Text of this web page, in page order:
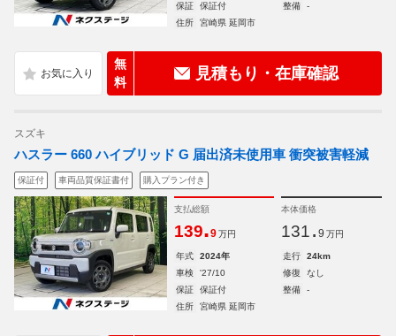
保証
保証付 整備
-
住所
宮崎県 延岡市
無
料
見積もり・在庫確認
スズキ
ハスラー 660 ハイブリッド G 届出済未使用車 衝突被害軽減
保証付 車両品質保証書付 購入プラン付き
支払総額
139.9 万円
本体価格
131. 9 万円
年式 2024年 走行
24km
車検
'27/10 修復
なし
保証
保証付 整備
-
住所
宮崎県 延岡市